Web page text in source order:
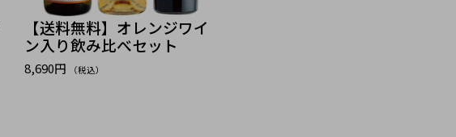
【送料無料】オレンジワイ
ン入り飲み比べセット
8,690円 （税込）